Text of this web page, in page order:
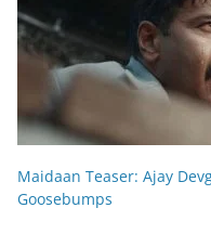
Maidaan Teaser: Ajay
Goosebumps